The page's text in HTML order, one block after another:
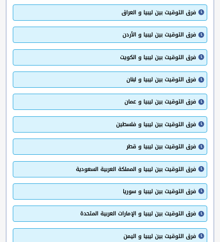
فرق التوقيت بين ليبيا و العراق
فرق التوقيت بين ليبيا و الأردن
فرق التوقيت بين ليبيا و الكويت
فرق التوقيت بين ليبيا و لبنان
فرق التوقيت بين ليبيا و عمان
فرق التوقيت بين ليبيا و فلسطين
فرق التوقيت بين ليبيا و قطر
فرق التوقيت بين ليبيا و المملكة العربية السعودية
فرق التوقيت بين ليبيا و سوريا
فرق التوقيت بين ليبيا و الإمارات العربية المتحدة
فرق التوقيت بين ليبيا و اليمن